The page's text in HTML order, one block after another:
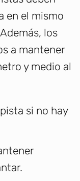
en el mismo
los
a mantener
y medio al
si no hay